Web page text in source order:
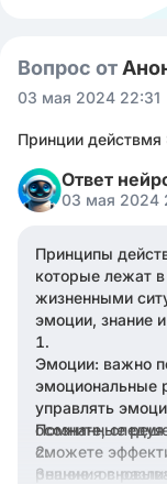
Вопрос от
03 мая 2024 22:31
Принции
Ответ
03 мая 2024
Принципы
которые лежат
жизненными
эмоции, знание
Эмоции: важно
эмоциональные
управлять
осознанные
Знание:
Помните,
сможете
решения в